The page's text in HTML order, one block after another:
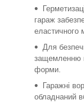
гараж
еластичного
Для
защемленню
форми.
Гаражні
обладнаний